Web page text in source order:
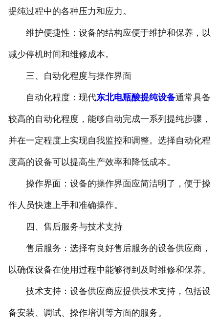
提纯过程中的各种压力和应力。
维护便捷性：设备的结构应便于维护和保养，以
减少停机时间和维修成本。
三、自动化程度与操作界面
自动化程度：现代东北电瓶酸提纯设备通常具备
较高的自动化程度，能够自动完成一系列提纯步骤，
并在一定程度上实现自我监控和调整。选择自动化程
度高的设备可以提高生产效率和降低成本。
操作界面：设备的操作界面应简洁明了，便于操
作人员快速上手和准确操作。
四、售后服务与技术支持
售后服务：选择有良好售后服务的设备供应商，
以确保设备在使用过程中能够得到及时维修和保养。
技术支持：设备供应商应提供技术支持，包括设
备安装、调试、操作培训等方面的服务。